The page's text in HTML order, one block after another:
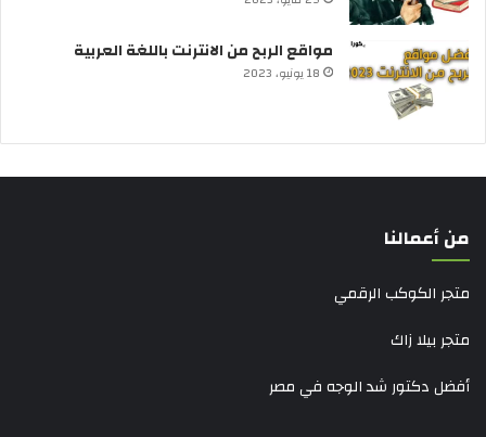
مواقع الربح من الانترنت باللغة العربية
18 يونيو، 2023
من أعمالنا
متجر الكوكب الرقمي
متجر بيلا زاك
أفضل دكتور شد الوجه في مصر